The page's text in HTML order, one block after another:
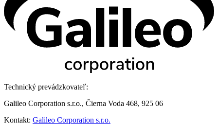
Technický prevádzkovateľ:
Galileo Corporation s.r.o., Čierna Voda 468, 925 06
Kontakt: Galileo Corporation s.r.o.